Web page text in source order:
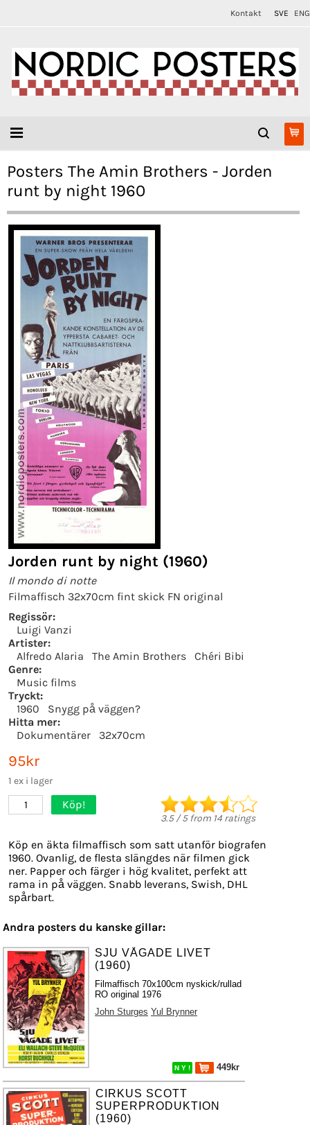
Kontakt SVE ENG
Posters The Amin Brothers - Jorden
runt by night 1960
Jorden runt by night (1960)
Il mondo di notte
Filmaffisch 32x70cm fint skick FN original
Regissör:
Luigi Vanzi
Artister:
Alfredo Alaria
The Amin Brothers
Chéri Bibi
Genre:
Music films
Tryckt:
1960
Snygg på väggen?
Hitta mer:
Dokumentärer
32x70cm
95kr
1 ex i lager
1 Köp!
3.5/5from 14 ratings
Köp en äkta filmaffisch som satt utanför biografen
1960. Ovanlig, de flesta slängdes när filmen gick
ner. Papper och färger i hög kvalitet, perfekt att
rama in på väggen. Snabb leverans, Swish, DHL
spårbart.
Andra posters du kanske gillar:
SJU VÅGADE LIVET
(1960)
Filmaffisch 70x100cm nyskick/rullad
RO original 1976
John Sturges Yul Brynner
N Y ! 449kr
CIRKUS SCOTT
SUPERPRODUKTION
(1960)